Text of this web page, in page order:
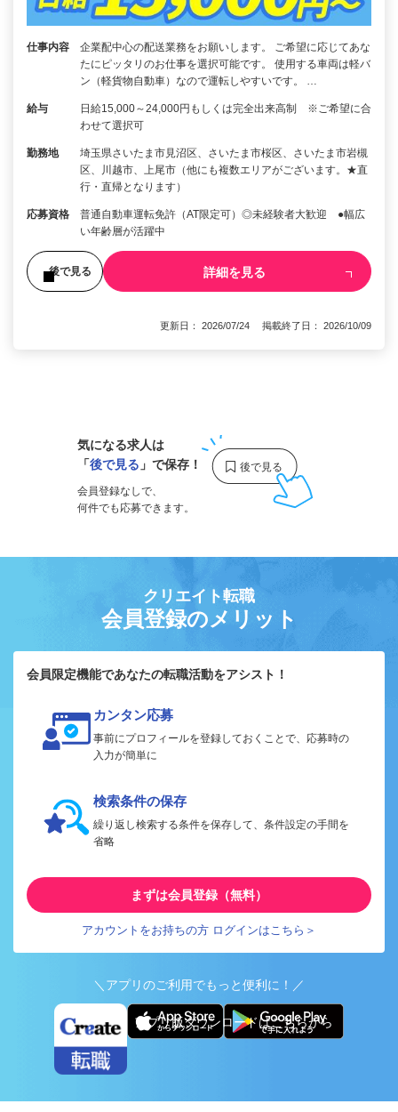
仕事内容
企業配中心の配送業務をお願いします。 ご希望に応じてあな
たにピッタリのお仕事を選択可能です。 使用する車両は軽バ
ン（軽貨物自動車）なので運転しやすいです。 …
給与
日給15,000～24,000円もしくは完全出来高制 ※ご希望に合
わせて選択可
勤務地
埼玉県さいたま市見沼区、さいたま市桜区、さいたま市岩槻
区、川越市、上尾市（他にも複数エリアがございます。★直
行・直帰となります）
応募資格
普通自動車運転免許（AT限定可）◎未経験者大歓迎 ●幅広
い年齢層が活躍中
後で見る 詳細を見る
更新日： 2026/07/24 掲載終了日： 2026/10/09
気になる求人は
「後で見る 」で保存！
会員登録なしで、
何件でも応募できます。
クリエイト転職
会員登録のメリット
会員限定機能であなたの転職活動をアシスト！
カンタン応募
事前にプロフィールを登録しておくことで、応募時の
入力が簡単に
検索条件の保存
繰り返し検索する条件を保存して、条件設定の手間を
省略
まずは会員登録（無料）
アカウントをお持ちの方 ログインはこちら＞
＼アプリのご利用でもっと便利に！／
アプリ版ダウンロードはこちらから